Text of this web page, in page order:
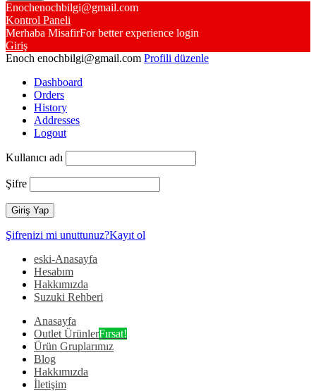
Enochenochbilgi@gmail.com
Kontrol Paneli
Merhaba MisafirFor better experience login
Giriş
Enoch enochbilgi@gmail.com Profili düzenle
Dashboard
Orders
History
Addresses
Logout
Kullanıcı adı
Şifre
Şifrenizi mi unuttunuz?Kayıt ol
eski-Anasayfa
Hesabım
Hakkımızda
Suzuki Rehberi
Anasayfa
Outlet ÜrünlerFırsat!
Ürün Gruplarımız
Blog
Hakkımızda
İletişim